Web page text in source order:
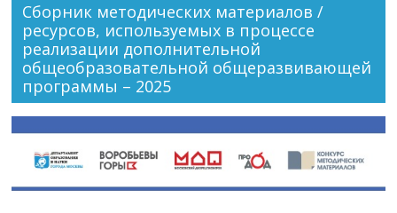
Сборник методических материалов /
ресурсов, используемых в процессе
реализации дополнительной
общеобразовательной общеразвивающей
программы – 2025